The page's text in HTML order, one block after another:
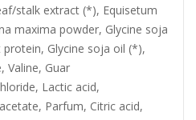
stalk extract (*), Equisetum
maxima powder, Glycine soja
Glycine soja oil (*),
Valine, Guar
Lactic acid,
Parfum, Citric acid,